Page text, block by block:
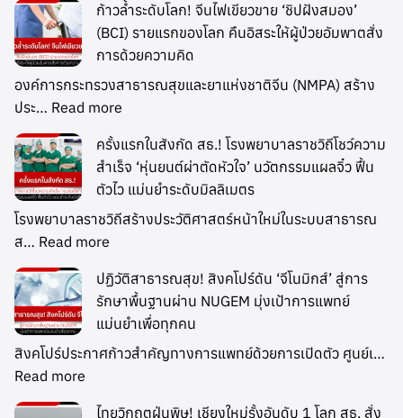
ก้าวล้ำระดับโลก! จีนไฟเขียวขาย ‘ชิปฝังสมอง’
(BCI) รายแรกของโลก คืนอิสระให้ผู้ป่วยอัมพาตสั่ง
การด้วยความคิด
องค์การกระทรวงสาธารณสุขและยาแห่งชาติจีน (NMPA) สร้าง
ประ… Read more
ครั้งแรกในสังกัด สธ.! โรงพยาบาลราชวิถีโชว์ความ
สำเร็จ ‘หุ่นยนต์ผ่าตัดหัวใจ’ นวัตกรรมแผลจิ๋ว ฟื้น
ตัวไว แม่นยำระดับมิลลิเมตร
โรงพยาบาลราชวิถีสร้างประวัติศาสตร์หน้าใหม่ในระบบสาธารณ
ส… Read more
ปฏิวัติสาธารณสุข! สิงคโปร์ดัน ‘จีโนมิกส์’ สู่การ
รักษาพื้นฐานผ่าน NUGEM มุ่งเป้าการแพทย์
แม่นยำเพื่อทุกคน
สิงคโปร์ประกาศก้าวสำคัญทางการแพทย์ด้วยการเปิดตัว ศูนย์เ…
Read more
ไทยวิกฤตฝุ่นพิษ! เชียงใหม่รั้งอันดับ 1 โลก สธ. สั่ง